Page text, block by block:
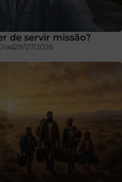
de servir missão?
29/07/2026